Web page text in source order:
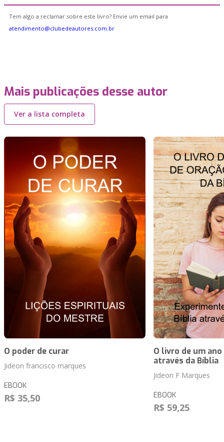
Tem algo a reclamar sobre este livro? Envie um email para
atendimento@clubedeautores.com.br
Mais publicações desse autor
Ver a lista completa
O poder de curar
Jideon francisco marques
EBOOK
R$ 35,50
O livro de um
através da Bíblia
Jideon F Marques
EBOOK
R$ 59,25